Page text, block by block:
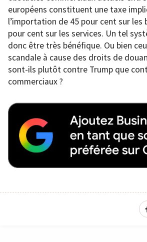
européens constituent une taxe
l’importation de 45 pour cent sur les
pour cent sur les services. Un tel
donc être très bénéfique. Ou bien
scandale à cause des droits de
sont-ils plutôt contre Trump que
commerciaux ?